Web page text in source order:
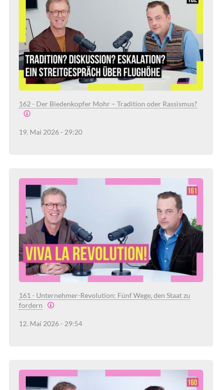
162 - Der Biedenkopfer Mohr – Tradition oder Rassismus?
19. Mai 2026 - 29:20
161 - Unternehmer-Revolution: Fünf Wege, den Staat zu
fordern
12. Mai 2026 - 29:54